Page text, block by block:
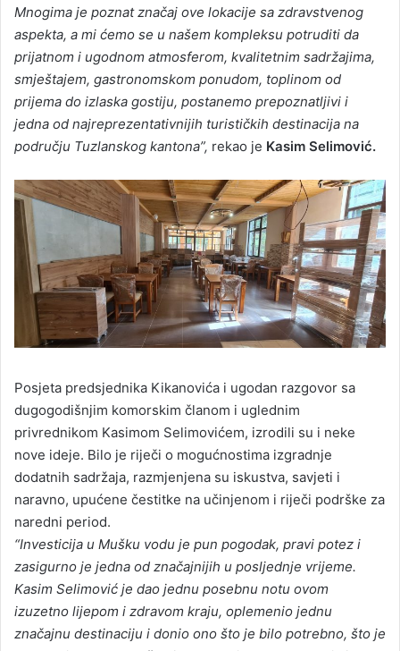
Mnogima je poznat značaj ove lokacije sa zdravstvenog
aspekta, a mi ćemo se u našem kompleksu potruditi da
prijatnom i ugodnom atmosferom, kvalitetnim sadržajima,
smještajem, gastronomskom ponudom, toplinom od
prijema do izlaska gostiju, postanemo prepoznatljivi i
jedna od najreprezentativnijih turističkih destinacija na
području Tuzlanskog kantona”, rekao je Kasim Selimović.
Posjeta predsjednika Kikanovića i ugodan razgovor sa
dugogodišnjim komorskim članom i uglednim
privrednikom Kasimom Selimovićem, izrodili su i neke
nove ideje. Bilo je riječi o mogućnostima izgradnje
dodatnih sadržaja, razmjenjena su iskustva, savjeti i
naravno, upućene čestitke na učinjenom i riječi podrške za
naredni period.
“Investicija u Mušku vodu je pun pogodak, pravi potez i
zasigurno je jedna od značajnijih u posljednje vrijeme.
Kasim Selimović je dao jednu posebnu notu ovom
izuzetno lijepom i zdravom kraju, oplemenio jednu
značajnu destinaciju i donio ono što je bilo potrebno, što je